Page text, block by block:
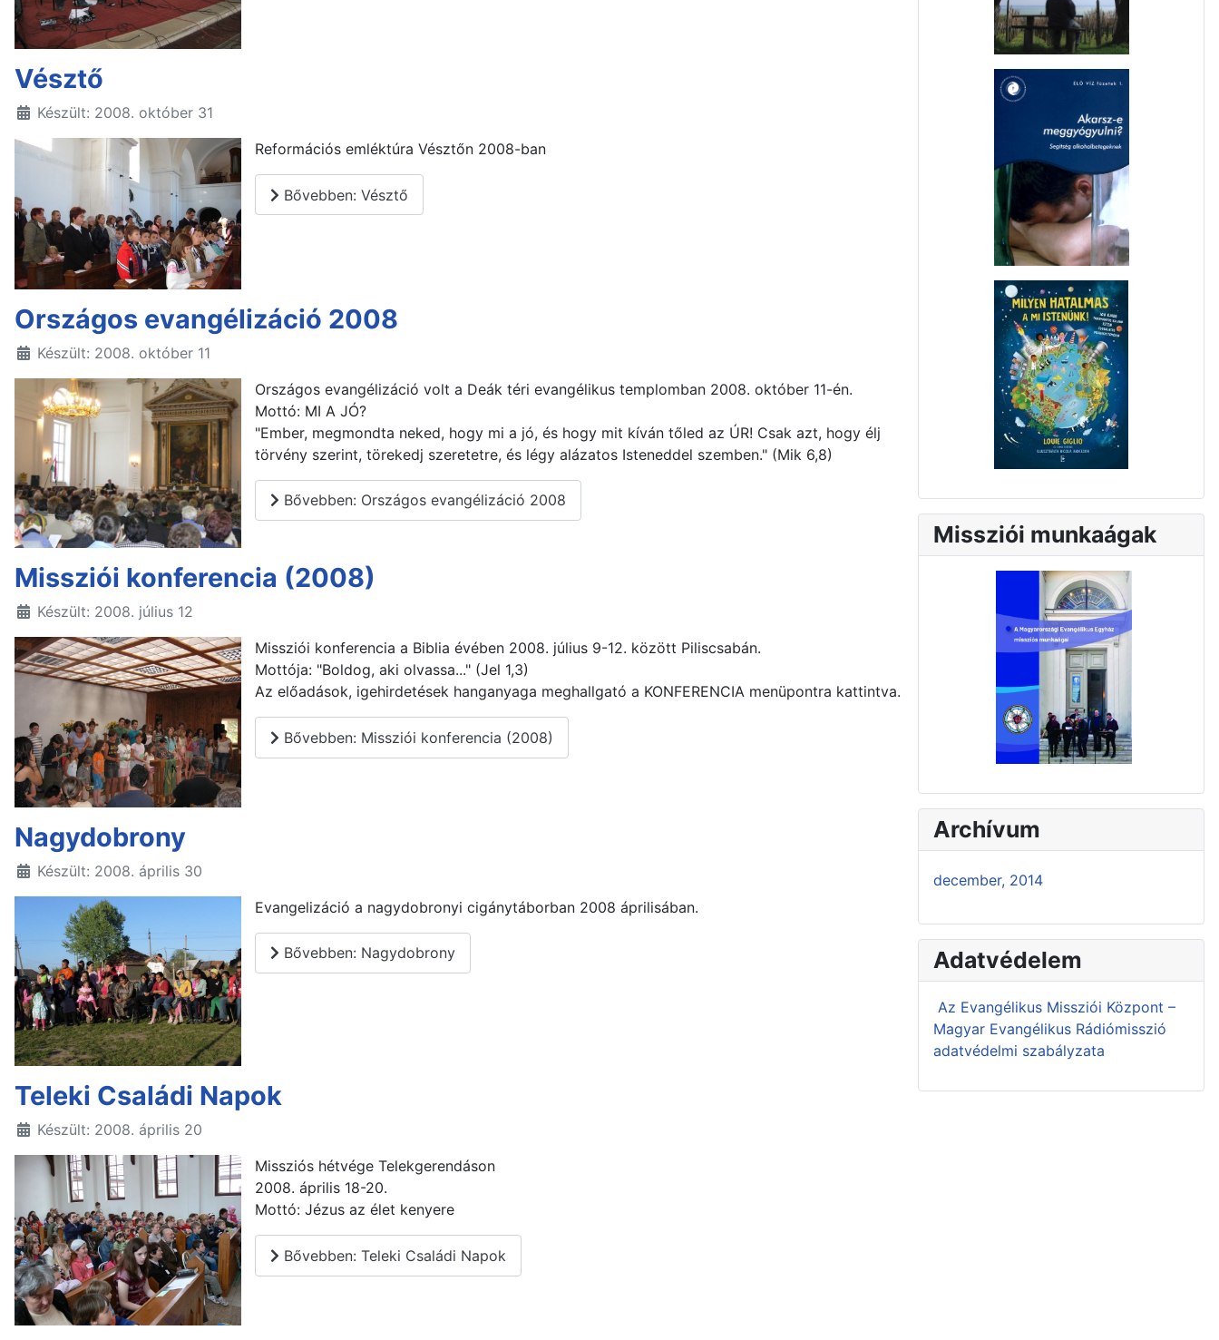
Vésztő
Készült: 2008. október 31
Reformációs emléktúra Vésztőn 2008-ban
Bővebben: Vésztő
Országos evangélizáció 2008
Készült: 2008. október 11
Országos evangélizáció volt a Deák téri evangélikus templomban 2008. október 11-én.
Mottó: MI A JÓ?
"Ember, megmondta neked, hogy mi a jó, és hogy mit kíván tőled az ÚR! Csak azt, hogy élj
törvény szerint, törekedj szeretetre, és légy alázatos Isteneddel szemben." (Mik 6,8)
Bővebben: Országos evangélizáció 2008
Missziói konferencia (2008)
Készült: 2008. július 12
Missziói konferencia a Biblia évében 2008. július 9-12. között Piliscsabán.
Mottója: "Boldog, aki olvassa..." (Jel 1,3)
Az előadások, igehirdetések hanganyaga meghallgató a KONFERENCIA menüpontra kattintva.
Bővebben: Missziói konferencia (2008)
Nagydobrony
Készült: 2008. április 30
Evangelizáció a nagydobronyi cigánytáborban 2008 áprilisában.
Bővebben: Nagydobrony
Teleki Családi Napok
Készült: 2008. április 20
Missziós hétvége Telekgerendáson
2008. április 18-20.
Mottó: Jézus az élet kenyere
Bővebben: Teleki Családi Napok
Missziói munkaágak
Archívum
december, 2014
Adatvédelem
Az Evangélikus Missziói Központ –
Magyar Evangélikus Rádiómisszió
adatvédelmi szabályzata